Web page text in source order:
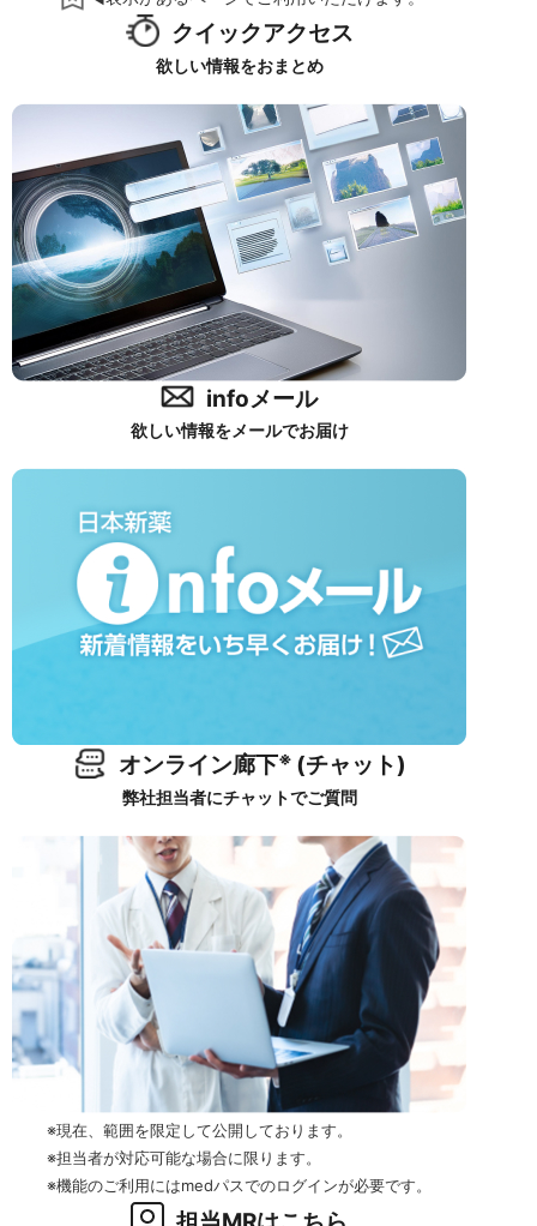
クイックアクセス
欲しい情報をおまとめ
infoメール
欲しい情報をメールでお届け
オンライン廊下※ (チャット)
弊社担当者にチャットでご質問
※現在、範囲を限定して公開しております。
※担当者が対応可能な場合に限ります。
※機能のご利用にはmedパスでのログインが必要です。